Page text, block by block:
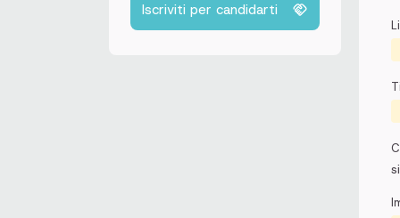
Iscriviti per candidarti